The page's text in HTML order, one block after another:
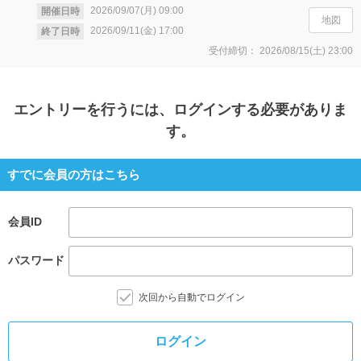
開催日時 2026/09/07(月) 09:00
終了日時
2026/09/11(金) 17:00
受付締切：
2026/08/15(土) 23:00
地図
エントリーを行うには、ログインする必要がありま
す。
すでに会員の方はこちら
会員ID
パスワード
次回から自動でログイン
ログイン